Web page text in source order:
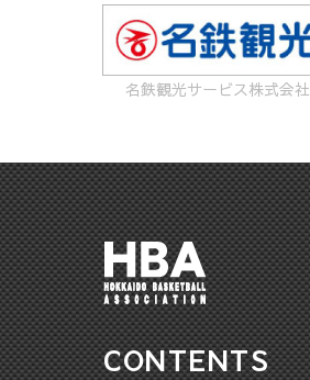
名鉄観光サービス株式会社
CONTENTS